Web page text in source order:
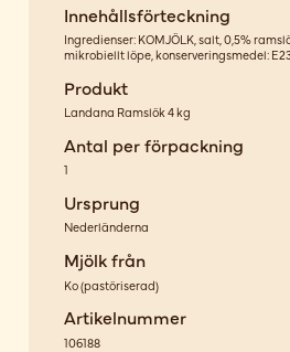
Innehållsförteckning
Ingredienser: KOMJÖLK, salt, 0,5%
mikrobiellt löpe, konserveringsmedel:
Produkt
Landana Ramslök 4 kg
Antal per förpackning
1
Ursprung
Nederländerna
Mjölk från
Ko(pastöriserad)
Artikelnummer
106188